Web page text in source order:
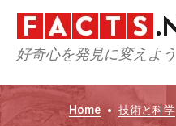
好奇心を発見に変えよう
Home 技術と科学